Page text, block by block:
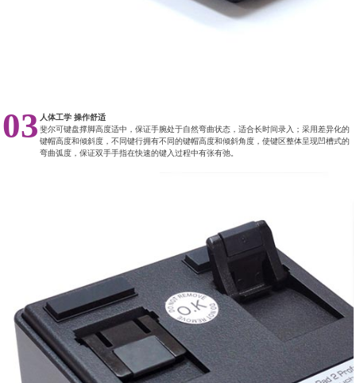
03 人体工学 操作舒适
斐尔可键盘撑脚高度适中，保证手腕处于自然弯曲状态，适合长时间录入；采用差异化的
键帽高度和倾斜度，不同键行拥有不同的键帽高度和倾斜角度，使键区整体呈现凹槽式的
弯曲弧度，保证双手手指在快速的键入过程中有张有弛。